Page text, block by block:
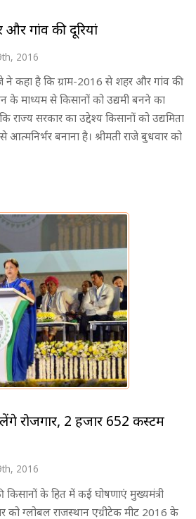
और गांव की दूरियां
2016
ने कहा है कि ग्राम-2016 से शहर और गांव की
के माध्यम से किसानों को उद्यमी बनने का
राज्य सरकार का उद्देश्य किसानों को उद्यमिता
बनाना है। श्रीमती राजे बुधवार को
रोजगार, 2 हजार 652 कस्टम
2016
किसानों के हित में कई घोषणाएं मुख्यमंत्री
को ग्लोबल राजस्थान एग्रीटेक मीट 2016 के